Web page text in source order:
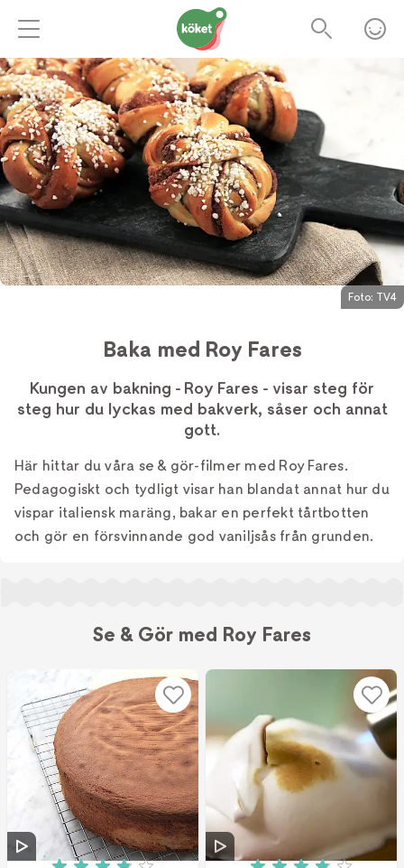
Foto: TV4
Baka med Roy Fares
Kungen av bakning - Roy Fares - visar steg för
steg hur du lyckas med bakverk, såser och annat
gott.
Här hittar du våra se & gör-filmer med Roy Fares.
Pedagogiskt och tydligt visar han blandat annat hur du
vispar italiensk maräng, bakar en perfekt tårtbotten
och gör en försvinnande god vaniljsås från grunden.
Se & Gör med Roy Fares